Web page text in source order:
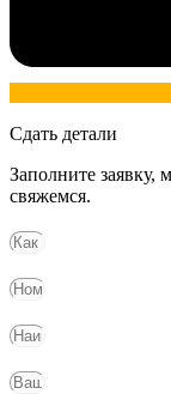
Сдать детали
Заполните заявку,
свяжемся.